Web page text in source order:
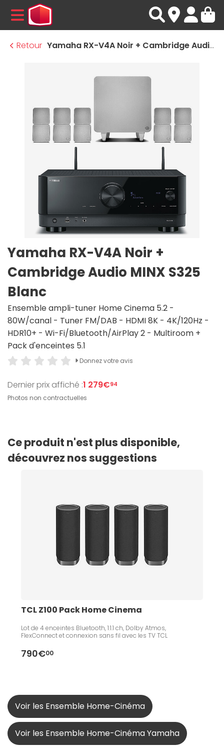
MENU
Retour
Yamaha RX-V4A Noir + Cambridge Audio MINX S325 Blanc
Yamaha RX-V4A Noir +
Cambridge Audio MINX S325
Blanc
Ensemble ampli-tuner Home Cinema 5.2 -
80W/canal - Tuner FM/DAB - HDMI 8K - 4K/120Hz -
HDR10+ - Wi-Fi/Bluetooth/AirPlay 2 - Multiroom +
Pack d'enceintes 5.1
Donnez votre avis
Dernier prix affiché :1 279€94
Photos non contractuelles
Ce produit n'est plus disponible,
découvrez nos suggestions
TCL Z100 Pack Home Cinema
Lot de 4 enceintes Bluetooth, 1.1.1 ch, Dolby Atmos,
FlexConnect et connexion sans fil avec les TV TCL
790€00
Voir les Ensemble Home-Cinéma
Voir les Ensemble Home-Cinéma Yamaha